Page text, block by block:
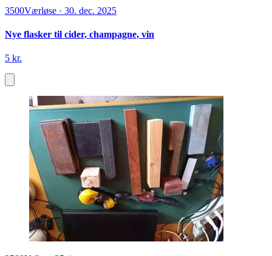
3500Værløse · 30. dec. 2025
Nye flasker til cider, champagne, vin
5 kr.